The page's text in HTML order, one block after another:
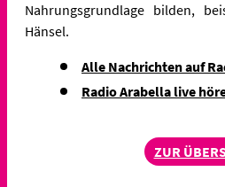
Nahrungsgrundlage bilden,
Hänsel.
Alle Nachrichten auf
Radio Arabella live
ZUR